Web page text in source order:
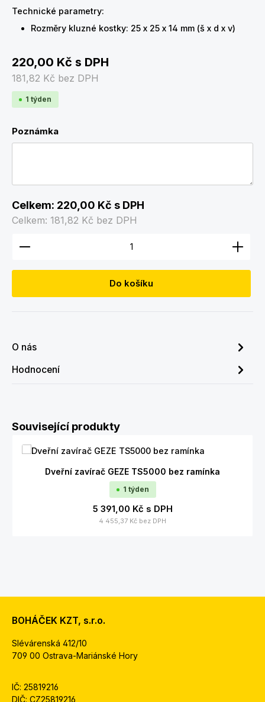
Technické parametry:
Rozměry kluzné kostky: 25 x 25 x 14 mm (š x d x v)
220,00 Kč s DPH
181,82 Kč bez DPH
1 týden
Poznámka
Celkem: 220,00 Kč s DPH
Celkem: 181,82 Kč bez DPH
Množství produktu: Zadejte požadované
Do košíku
O nás
Hodnocení
Přeskočit galerii produktů
Související produkty
Dveřní zavírač GEZE TS5000 bez ramínka
1 týden
5 391,00 Kč s DPH
4 455,37 Kč bez DPH
BOHÁČEK KZT, s.r.o.
Slévárenská 412/10
709 00 Ostrava-Mariánské Hory
IČ: 25819216
DIČ: CZ25819216